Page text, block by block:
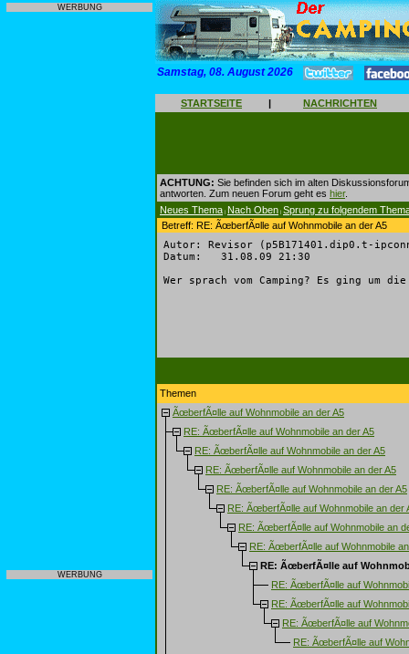
WERBUNG
WERBUNG
Samstag, 08. August 2026
STARTSEITE | NACHRICHTEN
ACHTUNG: Sie befinden sich im alten
antworten. Zum neuen Forum geht es hier.
Neues Thema | Nach Oben | Sprung zu folgendem
Betreff: RE: ÃœberfÃ¤lle auf Wohnmobile an der A5
Autor: Revisor (p5B171401.dip0.t-
Datum: 31.08.09 21:30
Wer sprach vom Camping? Es ging um
Themen
ÃœberfÃ¤lle auf Wohnmobile an der A5
RE: ÃœberfÃ¤lle auf Wohnmobile an der A5
RE: ÃœberfÃ¤lle auf Wohnmobile an der A5
RE: ÃœberfÃ¤lle auf Wohnmobile an der A5
RE: ÃœberfÃ¤lle auf Wohnmobile an der A5
RE: ÃœberfÃ¤lle auf Wohnmobile an der
RE: ÃœberfÃ¤lle auf Wohnmobile an
RE: ÃœberfÃ¤lle auf Wohnmobile
RE: ÃœberfÃ¤lle auf
RE: ÃœberfÃ¤lle auf
RE: ÃœberfÃ¤lle auf
RE: ÃœberfÃ¤lle auf
RE: ÃœberfÃ¤lle auf